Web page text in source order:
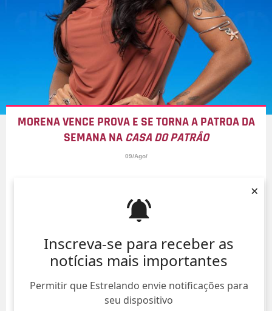
Inscreva-se para receber as
notícias mais importantes
Permitir que Estrelando envie notificações para
seu dispositivo
×
MORENA VENCE PROVA E SE TORNA A PATROA DA
SEMANA NACASA DO PATRÃO
09/Ago/